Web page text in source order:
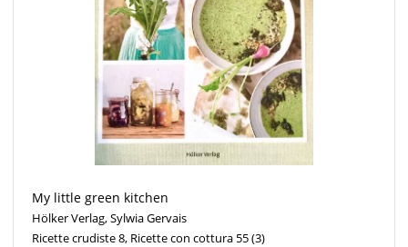
My little green kitchen
Hölker Verlag, Sylwia Gervais
Ricette crudiste 8, Ricette con cottura 55(3)